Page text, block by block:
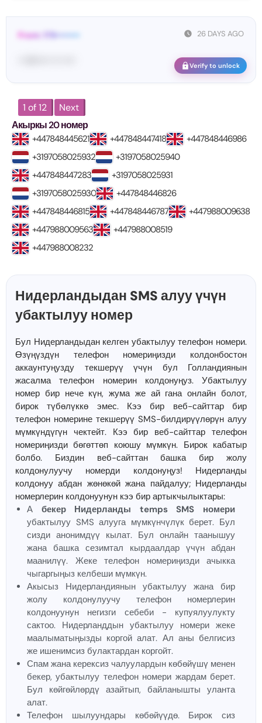
26 DAYS AGO
From: 178••••••••
Verify to unlock
1 of 12
Next
Акыркы 20 номер
+447848445621 +447848447418
+447848446986
+3197058025932
+3197058025940
+447848447283
+3197058025931
+3197058025930
+447848446826
+447848446815
+447848446787
+447988009638
+447988009563
+447988008519
+447988008232
Нидерландыдан SMS алуу үчүн
убактылуу номер
Бул Нидерландыдан келген убактылуу телефон номери.
Өзүңүздүн телефон номериңизди колдонбостон
аккаунтуңузду текшерүү үчүн бул Голландиянын
жасалма телефон номерин колдонуңуз. Убактылуу
номер бир нече күн, жума же ай гана онлайн болот,
бирок түбөлүккө эмес. Кээ бир веб-сайттар бир
телефон номерине текшерүү SMS-билдирүүлөрүн алуу
мүмкүндүгүн чектейт. Кээ бир веб-сайттар телефон
номериңизди бөгөттөп коюшу мүмкүн. Бирок кабатыр
болбо. Биздин веб-сайттан башка бир жолу
колдонулуучу номерди колдонуңуз! Нидерланды
колдонуу абдан жөнөкөй жана пайдалуу; Нидерланды
номерлерин колдонуунун кээ бир артыкчылыктары:
А бекер Нидерланды temps SMS номери
убактылуу SMS алууга мүмкүнчүлүк берет. Бул
сизди анонимдүү кылат. Бул онлайн таанышуу
жана башка сезимтал кырдаалдар үчүн абдан
маанилүү. Жеке телефон номериңизди ачыкка
чыгаргыңыз келбеши мүмкүн.
Акысыз Нидерландиянын убактылуу жана бир
жолу колдонулуучу телефон номерлерин
колдонуунун негизги себеби - купуялуулукту
сактоо. Нидерланддын убактылуу номери жеке
маалыматыңызды коргой алат. Ал аны белгисиз
же ишенимсиз булактардан коргойт.
Спам жана керексиз чалуулардын көбөйүшү менен
бекер, убактылуу телефон номери жардам берет.
Бул көйгөйлөрдү азайтып, байланышты уланта
алат.
Телефон шылуундары көбөйүүдө. Бирок сиз